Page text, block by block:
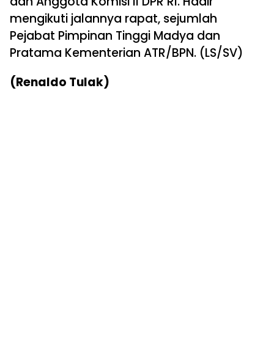
mengikuti jalannya rapat, sejumlah
Pejabat Pimpinan Tinggi Madya dan
Pratama Kementerian ATR/BPN. (LS/SV)
(Renaldo Tulak)